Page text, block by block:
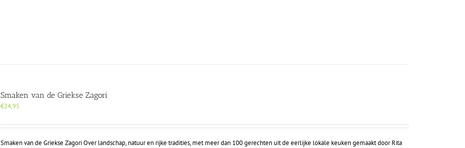
Smaken van de Griekse Zagori
€24,95
Smaken van de Griekse Zagori Over landschap, natuur en rijke tradities, met meer dan 100 gerechten uit de eerlijke lokale keuken gemaakt door Rita